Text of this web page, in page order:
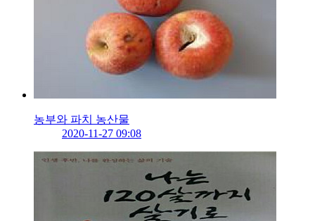
농부와 파치 농산물
2020-11-27 09:08